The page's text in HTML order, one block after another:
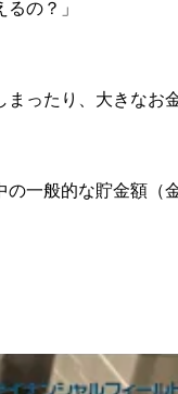
の？」
まったり、大きなお
の一般的な貯金額（